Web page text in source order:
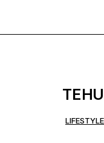
TEHU
LIFESTYLE